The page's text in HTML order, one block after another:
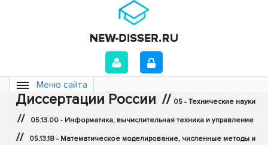
Меню сайта
Диссертации России // 05 - Технические науки
// 05.13.00 - Информатика, вычислительная техника и управление
// 05.13.18 - Математическое моделирование, численные методы и